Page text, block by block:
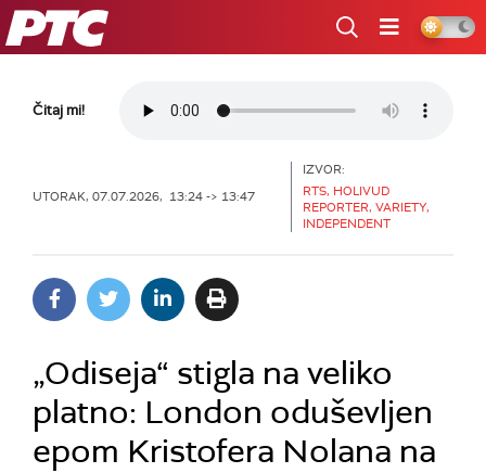
RTS
Čitaj mi!
UTORAK, 07.07.2026, 13:24 -> 13:47
IZVOR:
RTS, HOLIVUD
REPORTER, VARIETY,
INDEPENDENT
„Odiseja“ stigla na veliko
platno: London oduševljen
epom Kristofera Nolana na